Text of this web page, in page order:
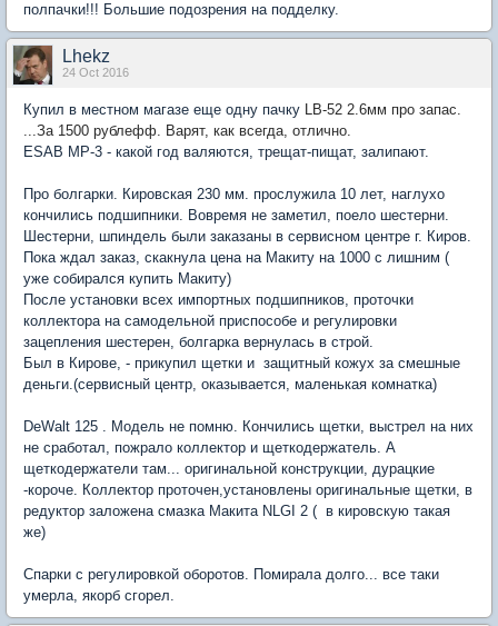
полпачки!!! Большие подозрения на подделку.
Lhekz
24 Oct 2016
Купил в местном магазе еще одну пачку LB-52 2.6мм про запас.
...За 1500 рублефф. Варят, как всегда, отлично.
ESAB МР-3 - какой год валяются, трещат-пищат, залипают.
Про болгарки. Кировская 230 мм. прослужила 10 лет, наглухо
кончились подшипники. Вовремя не заметил, поело шестерни.
Шестерни, шпиндель были заказаны в сервисном центре г. Киров.
Пока ждал заказ, скакнула цена на Макиту на 1000 с лишним (
уже собирался купить Макиту)
После установки всех импортных подшипников, проточки
коллектора на самодельной приспособе и регулировки
зацепления шестерен, болгарка вернулась в строй.
Был в Кирове, - прикупил щетки и защитный кожух за смешные
деньги.(сервисный центр, оказывается, маленькая комнатка)
DeWalt 125 . Модель не помню. Кончились щетки, выстрел на них
не сработал, пожрало коллектор и щеткодержатель. А
щеткодержатели там... оригинальной конструкции, дурацкие
-короче. Коллектор проточен,установлены оригинальные щетки, в
редуктор заложена смазка Макита NLGI 2 ( в кировскую такая
же)
Спарки с регулировкой оборотов. Помирала долго... все таки
умерла, якорб сгорел.